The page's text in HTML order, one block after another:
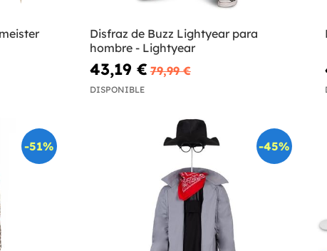
Disfraz de Buzz Lightyear para
hombre - Lightyear
43,19 € 79,99 €
DISPONIBLE
-51% -45%